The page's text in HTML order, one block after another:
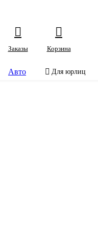
Заказы Корзина
Авто Для юрлиц